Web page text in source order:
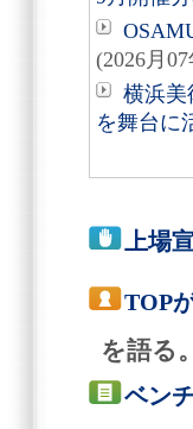
(2026月
横浜美
を舞台に
上場
TOP
を語る。
ベン